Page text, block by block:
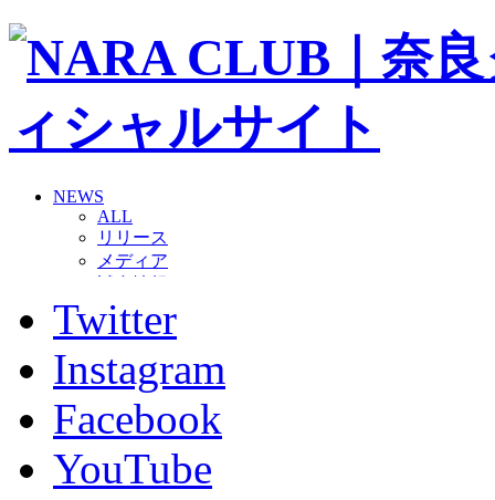
NEWS
ALL
リリース
メディア
グッズ
ファンコミュニティ
ホームタウン
コラム
その他
TEAM
2026/27トップチーム
2026/27トップチームスタッフ
Twitter
Instagram
Facebook
YouTube